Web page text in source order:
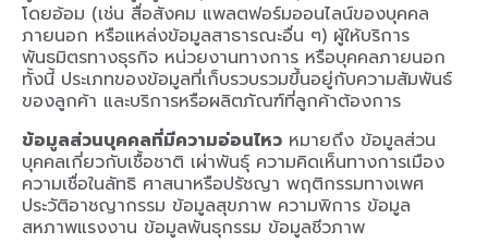
โดยอ้อม (เช่น สื่อสังคม แพลตฟอร์มออนไลน์ของบุคคล
ภายนอก หรือแหล่งข้อมูลสาธารณะอื่น ๆ) ผู้ให้บริการ
พันธมิตรทางธุรกิจ หน่วยงานทางการ หรือบุคคลภายนอก
ทั้งนี้ ประเภทของข้อมูลที่เก็บรวบรวมขึ้นอยู่กับความสัมพันธ์
ของลูกค้า และบริการหรือผลิตภัณฑ์ที่ลูกค้าต้องการ
ข้อมูลส่วนบุคคลที่มีความอ่อนไหว หมายถึง ข้อมูลส่วน
บุคคลเกี่ยวกับเชื้อชาติ เผ่าพันธุ์ ความคิดเห็นทางการเมือง
ความเชื่อในลัทธิ ศาสนาหรือปรัชญา พฤติกรรมทางเพศ
ประวัติอาชญากรรม ข้อมูลสุขภาพ ความพิการ ข้อมูล
สหภาพแรงงาน ข้อมูลพันธุกรรม ข้อมูลชีวภาพ